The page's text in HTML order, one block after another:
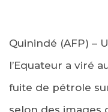
Quinindé (AFP) –
l’Equateur a viré
fuite de pétrole
selon des images